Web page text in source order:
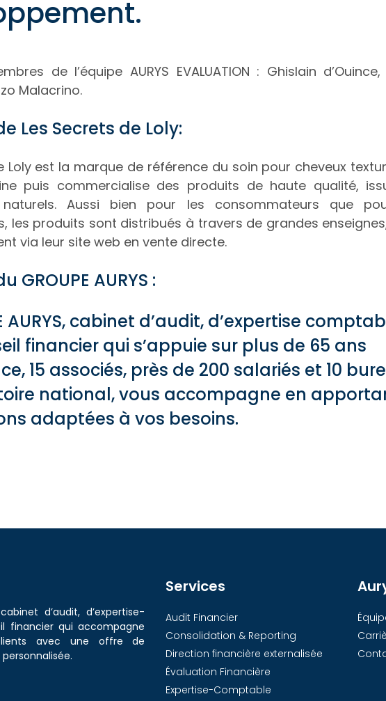
de l’équipe AURYS EVALUATION : Ghislain
Malacrino.
Les Secrets de Loly:
Loly est la marque de référence du soin pour cheveux
puis commercialise des produits de haute qualité,
naturels. Aussi bien pour les consommateurs que
les produits sont distribués à travers de grandes
via leur site web en vente directe.
GROUPE AURYS :
AURYS, cabinet d’audit, d’expertise
financier qui s’appuie sur plus de 65 ans
15 associés, près de 200 salariés et 10
national, vous accompagne en
adaptées à vos besoins.
d’audit, d’expertise-
financier qui accompagne
avec une offre de
Services
Audit Financier
Consolidation & Reporting
Direction financière externalisée
Évaluation Financière
Expertise-Comptable